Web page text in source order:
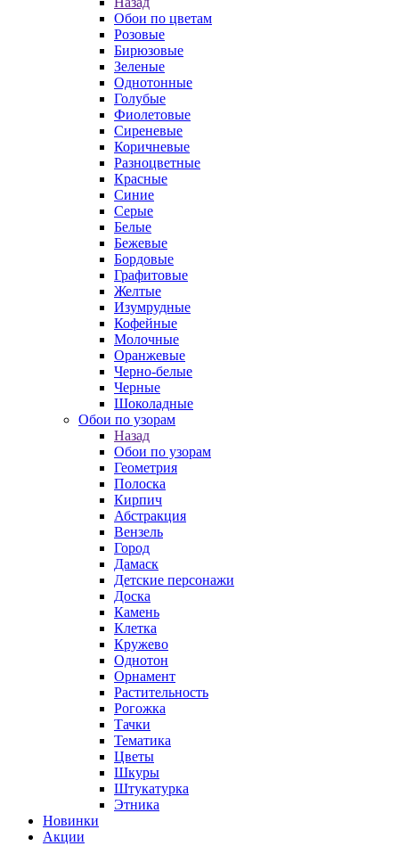
Обои по цветам
Розовые
Бирюзовые
Зеленые
Однотонные
Голубые
Фиолетовые
Сиреневые
Коричневые
Разноцветные
Красные
Синие
Серые
Белые
Бежевые
Бордовые
Графитовые
Желтые
Изумрудные
Кофейные
Молочные
Оранжевые
Черно-белые
Черные
Шоколадные
Обои по узорам
Назад
Обои по узорам
Геометрия
Полоска
Кирпич
Абстракция
Вензель
Город
Дамаск
Детские персонажи
Доска
Камень
Клетка
Кружево
Однотон
Орнамент
Растительность
Рогожка
Тачки
Тематика
Цветы
Шкуры
Штукатурка
Этника
Новинки
Акции